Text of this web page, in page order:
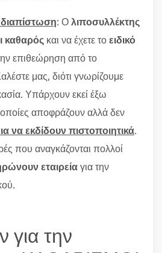
: Ολιποσυλλέκτης
καθαρός και να έχετε τοειδικό
επιθεώρηση από το
μας, διότι γνωρίζουμε
Υπάρχουν εκεί έξω
οποίες αποφράζουν αλλά δεν
να εκδίδουν πιστοποιητικά.
που αναγκάζονται πολλοί
εταιρείαγια την
για την